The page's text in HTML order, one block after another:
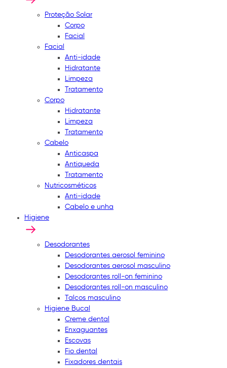
Proteção Solar
Corpo
Facial
Facial
Anti-idade
Hidratante
Limpeza
Tratamento
Corpo
Hidratante
Limpeza
Tratamento
Cabelo
Anticaspa
Antiqueda
Tratamento
Nutricosméticos
Anti-idade
Cabelo e unha
Higiene
Desodorantes
Desodorantes aerosol feminino
Desodorantes aerosol masculino
Desodorantes roll-on feminino
Desodorantes roll-on masculino
Talcos masculino
Higiene Bucal
Creme dental
Enxaguantes
Escovas
Fio dental
Fixadores dentais